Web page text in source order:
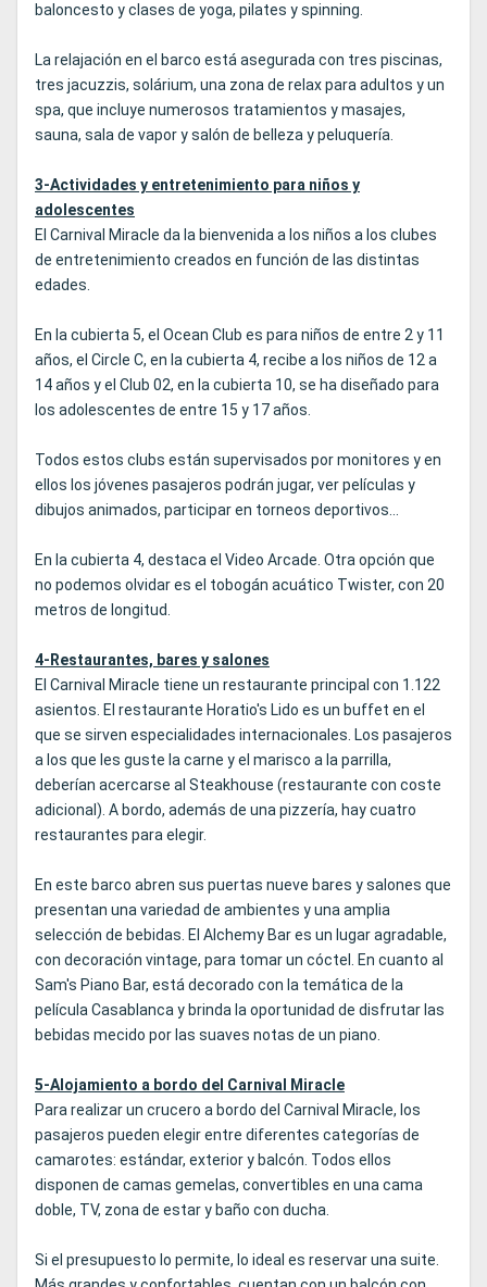
baloncesto y clases de yoga, pilates y spinning.
La relajación en el barco está asegurada con tres piscinas,
tres jacuzzis, solárium, una zona de relax para adultos y un
spa, que incluye numerosos tratamientos y masajes,
sauna, sala de vapor y salón de belleza y peluquería.
3-Actividades y entretenimiento para niños y
adolescentes
El Carnival Miracle da la bienvenida a los niños a los clubes
de entretenimiento creados en función de las distintas
edades.
En la cubierta 5, el Ocean Club es para niños de entre 2 y 11
años, el Circle C, en la cubierta 4, recibe a los niños de 12 a
14 años y el Club 02, en la cubierta 10, se ha diseñado para
los adolescentes de entre 15 y 17 años.
Todos estos clubs están supervisados por monitores y en
ellos los jóvenes pasajeros podrán jugar, ver películas y
dibujos animados, participar en torneos deportivos...
En la cubierta 4, destaca el Video Arcade. Otra opción que
no podemos olvidar es el tobogán acuático Twister, con 20
metros de longitud.
4-Restaurantes, bares y salones
El Carnival Miracle tiene un restaurante principal con 1.122
asientos. El restaurante Horatio's Lido es un buffet en el
que se sirven especialidades internacionales. Los pasajeros
a los que les guste la carne y el marisco a la parrilla,
deberían acercarse al Steakhouse (restaurante con coste
adicional). A bordo, además de una pizzería, hay cuatro
restaurantes para elegir.
En este barco abren sus puertas nueve bares y salones que
presentan una variedad de ambientes y una amplia
selección de bebidas. El Alchemy Bar es un lugar agradable,
con decoración vintage, para tomar un cóctel. En cuanto al
Sam's Piano Bar, está decorado con la temática de la
película Casablanca y brinda la oportunidad de disfrutar las
bebidas mecido por las suaves notas de un piano.
5-Alojamiento a bordo del Carnival Miracle
Para realizar un crucero a bordo del Carnival Miracle, los
pasajeros pueden elegir entre diferentes categorías de
camarotes: estándar, exterior y balcón. Todos ellos
disponen de camas gemelas, convertibles en una cama
doble, TV, zona de estar y baño con ducha.
Si el presupuesto lo permite, lo ideal es reservar una suite.